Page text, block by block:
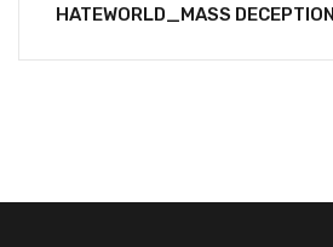
HATEWORLD_MASS DECEPTION